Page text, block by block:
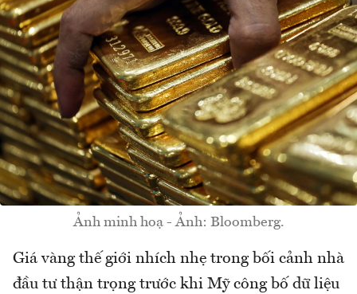
Ảnh minh hoạ - Ảnh: Bloomberg.
Giá vàng thế giới nhích nhẹ trong bối cảnh nhà
đầu tư thận trọng trước khi Mỹ công bố dữ liệu